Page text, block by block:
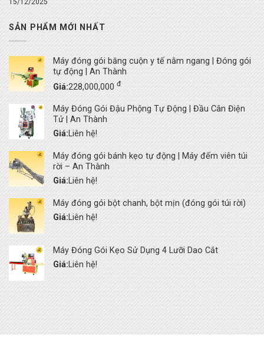
SẢN PHẨM MỚI NHẤT
Máy đóng gói băng cuộn y tế nằm ngang | Đóng gói
tự động | An Thành
Giá:228,000,000 đ
Máy Đóng Gói Đậu Phộng Tự Động | Đầu Cân Điện
Tử | An Thành
Giá:Liên hệ!
Máy đóng gói bánh kẹo tự động | Máy đếm viên túi
rời – An Thành
Giá:Liên hệ!
Máy đóng gói bột chanh, bột mịn (đóng gói túi rời)
Giá:Liên hệ!
Máy Đóng Gói Kẹo Sử Dụng 4 Lưỡi Dao Cắt
Giá:Liên hệ!